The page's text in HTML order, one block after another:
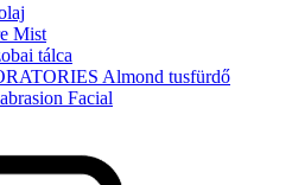
Mist
tálca
Almond tusfürdő
Facial